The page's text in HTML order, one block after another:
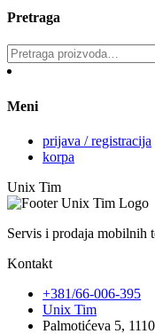
Pretraga
Pretraga
za:
Meni
prijava / registracija
korpa
Unix Tim
Servis i prodaja mobilnih
Kontakt
+381/66-006-395
Unix Tim
Palmotićeva 5,